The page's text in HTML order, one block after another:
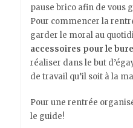
pause brico afin de vous
Pour commencer la
garder le moral au
accessoires pour le
réaliser dans le but
de travail qu’il soit à la
Pour une rentrée
le guide!